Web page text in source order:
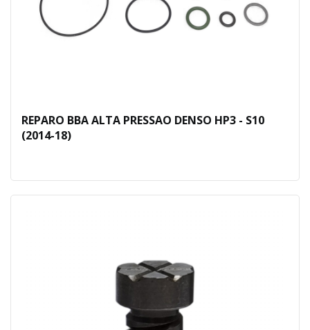
REPARO BBA ALTA PRESSAO DENSO HP3 - S10
(2014-18)